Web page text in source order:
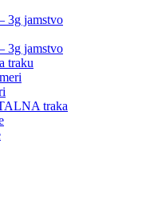
3g jamstvo
3g jamstvo
traku
traka